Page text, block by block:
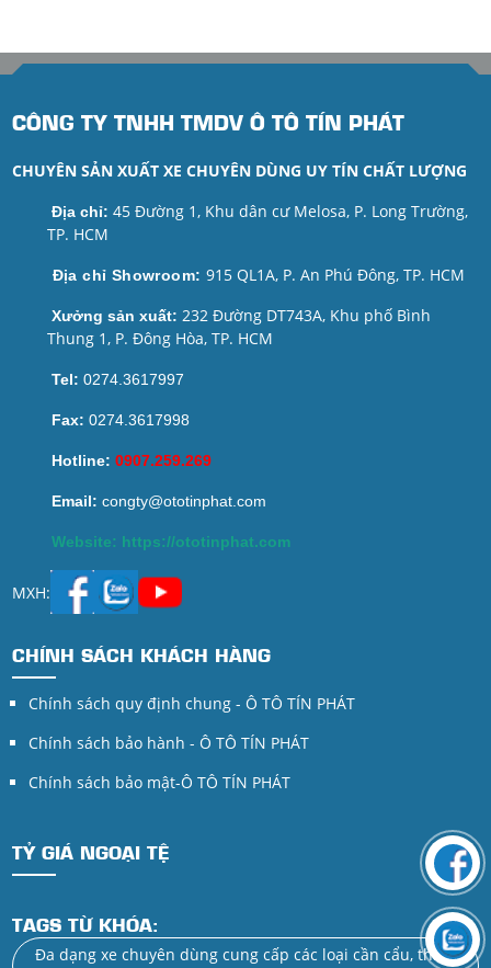
CÔNG TY TNHH TMDV Ô TÔ TÍN PHÁT
CHUYÊN SẢN XUẤT XE CHUYÊN DÙNG UY TÍN CHẤT LƯỢNG
Địa chỉ: 45 Đường 1, Khu dân cư Melosa, P. Long Trường,
TP. HCM
Địa chỉ Showroom: 915 QL1A, P. An Phú Đông, TP. HCM
Xưởng sản xuất: 232 Đường DT743A, Khu phố Bình
Thung 1, P. Đông Hòa, TP. HCM
Tel: 0274.3617997
Fax: 0274.3617998
Hotline: 0907.259.269
Email: congty@ototinphat.com
Website: https://ototinphat.com
MXH:
CHÍNH SÁCH KHÁCH HÀNG
Chính sách quy định chung - Ô TÔ TÍN PHÁT
Chính sách bảo hành - Ô TÔ TÍN PHÁT
Chính sách bảo mật-Ô TÔ TÍN PHÁT
TỶ GIÁ NGOẠI TỆ
TAGS TỪ KHÓA:
Đa dạng xe chuyên dùng cung cấp các loại cần cẩu, thiết